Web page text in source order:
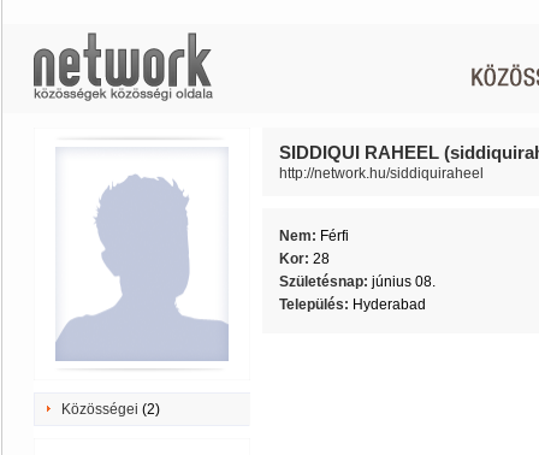
Közösségei (2)
SIDDIQUI RAHEEL
http://network.hu/siddiquiraheel
Nem: Férfi
Kor: 28
Születésnap: június 08.
Település: Hyderabad